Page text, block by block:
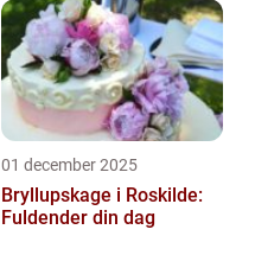
01 december 2025
Bryllupskage i Roskilde:
Fuldender din dag